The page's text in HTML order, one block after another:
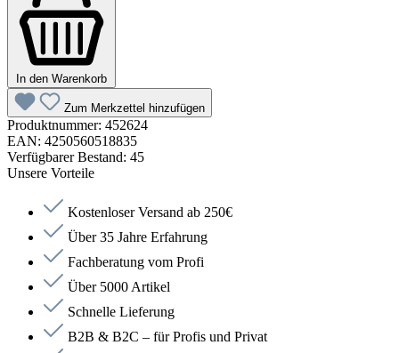
In den Warenkorb
Zum Merkzettel hinzufügen
Produktnummer: 452624
EAN: 4250560518835
Verfügbarer Bestand: 45
Unsere Vorteile
Kostenloser Versand ab 250€
Über 35 Jahre Erfahrung
Fachberatung vom Profi
Über 5000 Artikel
Schnelle Lieferung
B2B & B2C – für Profis und Privat